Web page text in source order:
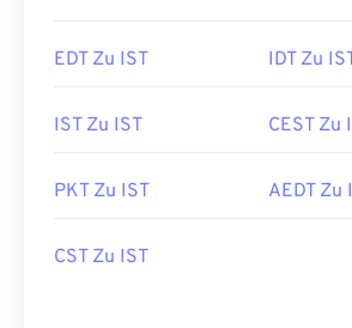
EDT Zu IST IDT Zu
IST Zu IST CEST Zu
PKT Zu IST AEDT Zu
CST Zu IST